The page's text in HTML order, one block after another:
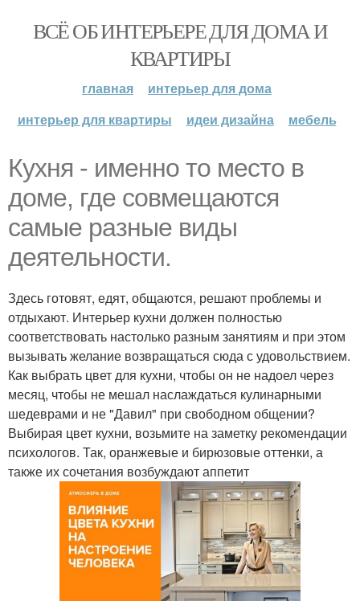
ВСЁ ОБ ИНТЕРЬЕРЕ ДЛЯ ДОМА И
КВАРТИРЫ
главная
интерьер для дома
интерьер для квартиры
идеи дизайна мебель
Кухня - именно то место в
доме, где совмещаются
самые разные виды
деятельности.
Здесь готовят, едят, общаются, решают проблемы и
отдыхают. Интерьер кухни должен полностью
соответствовать настолько разным занятиям и при этом
вызывать желание возвращаться сюда с удовольствием.
Как выбрать цвет для кухни, чтобы он не надоел через
месяц, чтобы не мешал наслаждаться кулинарными
шедеврами и не "Давил" при свободном общении?
Выбирая цвет кухни, возьмите на заметку рекомендации
психологов. Так, оранжевые и бирюзовые оттенки, а
также их сочетания возбуждают аппетит